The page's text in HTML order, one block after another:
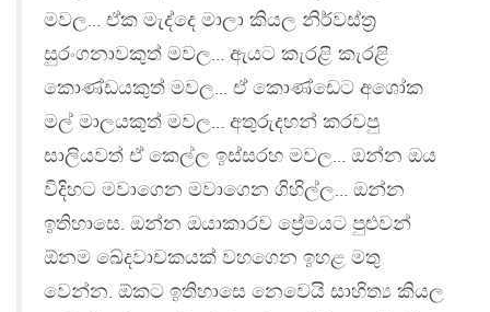
මවල… ඒක මැද්දෙ මාලා කියල නිර්වස්ත්‍ර
සුරංගනාවකුත් මවල… ඇයට කැරළි කැරළි
කොණ්ඩයකුත් මවල… ඒ කොණ්ඩෙට අශෝක
මල් මාලයකුත් මවල… අතුරුදහන් කරවපු
සාලියවත් ඒ කෙල්ල ඉස්සරහ මවල… ඔන්න ඔය
විදිහට මවාගෙන මවාගෙන ගිහිල්ල… ඔන්න
ඉතිහාසෙ. ඔන්න ඔයාකාරව ප්‍රේමයට පුළුවන්
ඕනම ඛේදවාචකයක් වහගෙන ඉහළ මතු
වෙන්න. ඕකට ඉතිහාසෙ නෙවෙයි සාහිත්‍ය කියල